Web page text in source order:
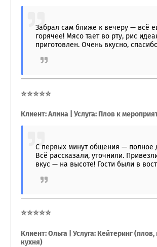
Забрал сам ближе к вечеру — всё
горячее! Мясо тает во рту, рис
приготовлен. Очень вкусно,
⭐⭐⭐⭐⭐
Клиент: Алина | Услуга: Плов к
С первых минут общения — полное
Всё рассказали, уточнили.
вкус — на высоте! Гости были в
⭐⭐⭐⭐⭐
Клиент: Ольга | Услуга: Кейтеринг (плов,
кухня)